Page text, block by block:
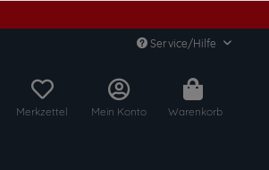
Service/Hilfe
Merkzettel Mein Konto Warenkorb